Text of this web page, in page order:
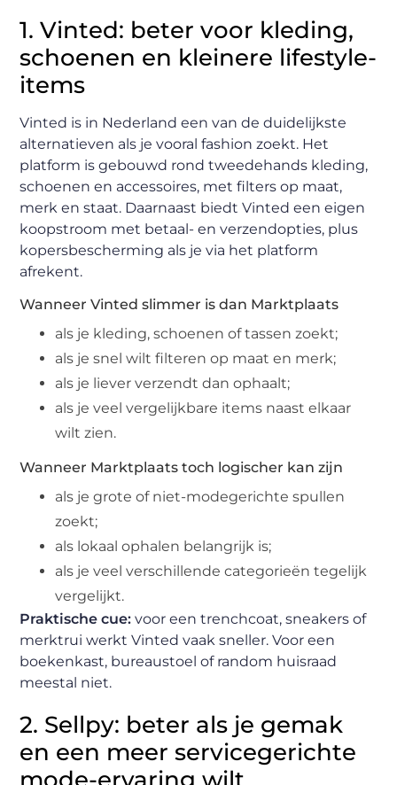
1. Vinted: beter voor kleding,
schoenen en kleinere lifestyle-
items
Vinted is in Nederland een van de duidelijkste
alternatieven als je vooral fashion zoekt. Het
platform is gebouwd rond tweedehands kleding,
schoenen en accessoires, met filters op maat,
merk en staat. Daarnaast biedt Vinted een eigen
koopstroom met betaal- en verzendopties, plus
kopersbescherming als je via het platform
afrekent.
Wanneer Vinted slimmer is dan Marktplaats
als je kleding, schoenen of tassen zoekt;
als je snel wilt filteren op maat en merk;
als je liever verzendt dan ophaalt;
als je veel vergelijkbare items naast elkaar
wilt zien.
Wanneer Marktplaats toch logischer kan zijn
als je grote of niet-modegerichte spullen
zoekt;
als lokaal ophalen belangrijk is;
als je veel verschillende categorieën tegelijk
vergelijkt.
Praktische cue: voor een trenchcoat, sneakers of
merktrui werkt Vinted vaak sneller. Voor een
boekenkast, bureaustoel of random huisraad
meestal niet.
2. Sellpy: beter als je gemak
en een meer servicegerichte